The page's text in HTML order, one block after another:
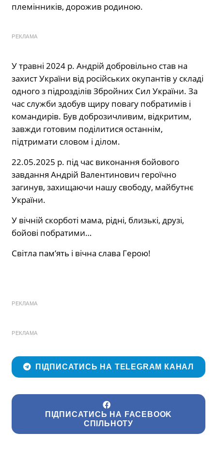
племінників, дорожив родиною.
РЕКЛАМА
У травні 2024 р. Андрій добровільно став на
захист України від російських окупантів у складі
одного з підрозділів Збройних Сил України. За
час служби здобув щиру повагу побратимів і
командирів. Був доброзичливим, відкритим,
завжди готовим поділитися останнім,
підтримати словом і ділом.
22.05.2025 р. під час виконання бойового
завдання Андрій Валентинович героїчно
загинув, захищаючи нашу свободу, майбутнє
України.
У вічній скорботі мама, рідні, близькі, друзі,
бойові побратими…
Світла пам’ять і вічна слава Герою!
РЕКЛАМА
РЕКЛАМА
ПІДПИСАТИСЬ НА TELEGRAM КАНАЛ
ПІДПИСАТИСЬ НА FACEBOOK
СПІЛЬНОТУ